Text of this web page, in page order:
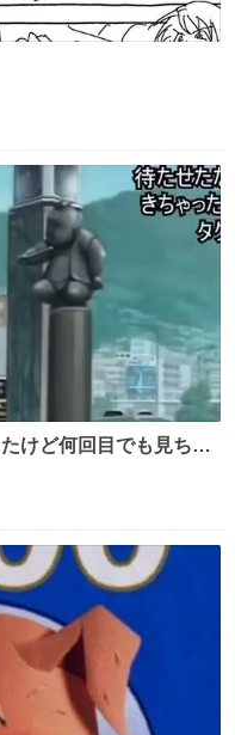
けど何回目でも見ちゃ